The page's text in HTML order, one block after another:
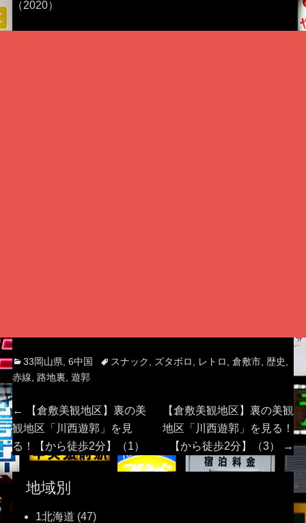
（2020）
Categories
33岡山県 6中国 Tagsスナック ズタボロ レトロ 倉敷市, 歴史
赤線
路地裏 遊郭
投
稿
ナ
ビ
←
Previous
post:
【倉敷美観地区】裏の美
観地区「川西遊郭」を見
る！【から徒歩2分】（1）
Next
post:
【倉敷美観地区】裏の美観
地区「川西遊郭」を見る！
【から徒歩2分】（3）
→
地域別
1北海道 (47)